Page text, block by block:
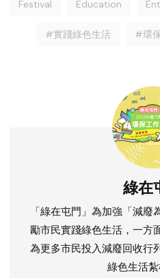
Festival Education
#實踐綠色生活 #環
綠在
「綠在屯門」為加強「減
勵市民實踐綠色生活，一方
為更多市民投入減廢回收行
綠色生活紮